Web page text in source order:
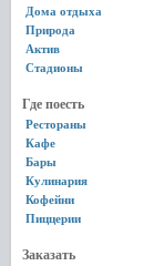
Дома отдыха
Природа
Актив
Стадионы
Где поесть
Рестораны
Кафе
Бары
Кулинария
Кофейни
Пиццерии
Заказать